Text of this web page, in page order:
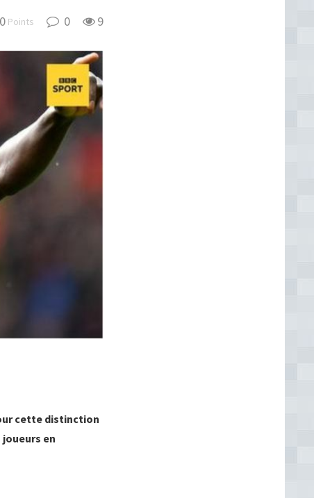
0 Points 0 9
cette distinction
en